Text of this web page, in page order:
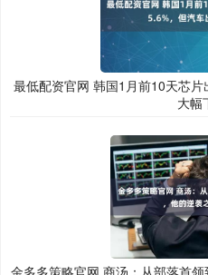
最低配资官网 韩国1月前10天芯
大幅